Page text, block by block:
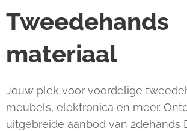
Tweedehands
materiaal
Jouw plek voor voordelige
meubels, elektronica en meer.
uitgebreide aanbod van 2dehands